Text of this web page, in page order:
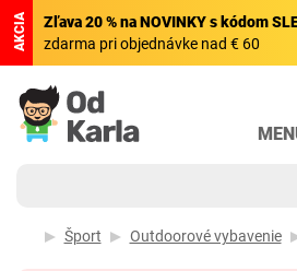
AKCIA Zľava 20 % na NOVINKY s kódom
zdarma pri objednávke nad € 60
Šport Outdoorové vybavenie